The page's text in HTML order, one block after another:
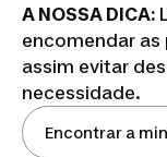
A NOSSA DICA:
encomendar
assim evitar
necessidade.
Encontrar a